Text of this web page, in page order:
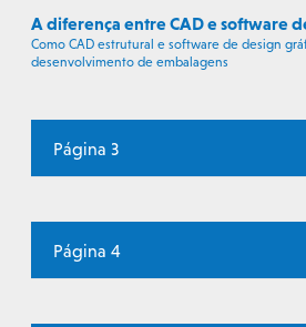
A diferença entre CAD e software
Como CAD estrutural e software de design
desenvolvimento de embalagens
Página 3
Página 4